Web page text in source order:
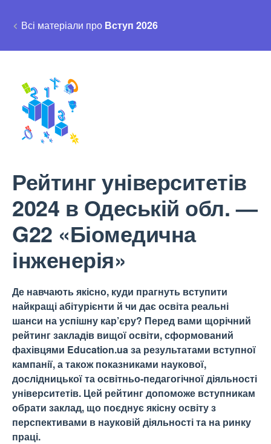
Всі матеріали про Вступ 2026
Рейтинг університетів
2024 в Одеській обл. —
G22 «Біомедична
інженерія»
Де навчають якісно, куди прагнуть вступити
найкращі абітурієнти й чи дає освіта реальні
шанси на успішну кар’єру? Перед вами щорічний
рейтинг закладів вищої освіти, сформований
фахівцями Education.ua за результатами вступної
кампанії, а також показниками наукової,
дослідницької та освітньо-педагогічної діяльності
університетів. Цей рейтинг допоможе вступникам
обрати заклад, що поєднує якісну освіту з
перспективами в науковій діяльності та на ринку
праці.